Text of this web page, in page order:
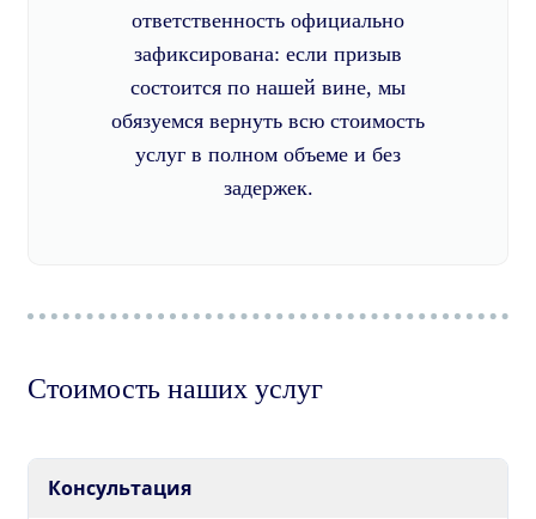
ответственность официально
зафиксирована: если призыв
состоится по нашей вине, мы
обязуемся вернуть всю стоимость
услуг в полном объеме и без
задержек.
Стоимость наших услуг
Консультация